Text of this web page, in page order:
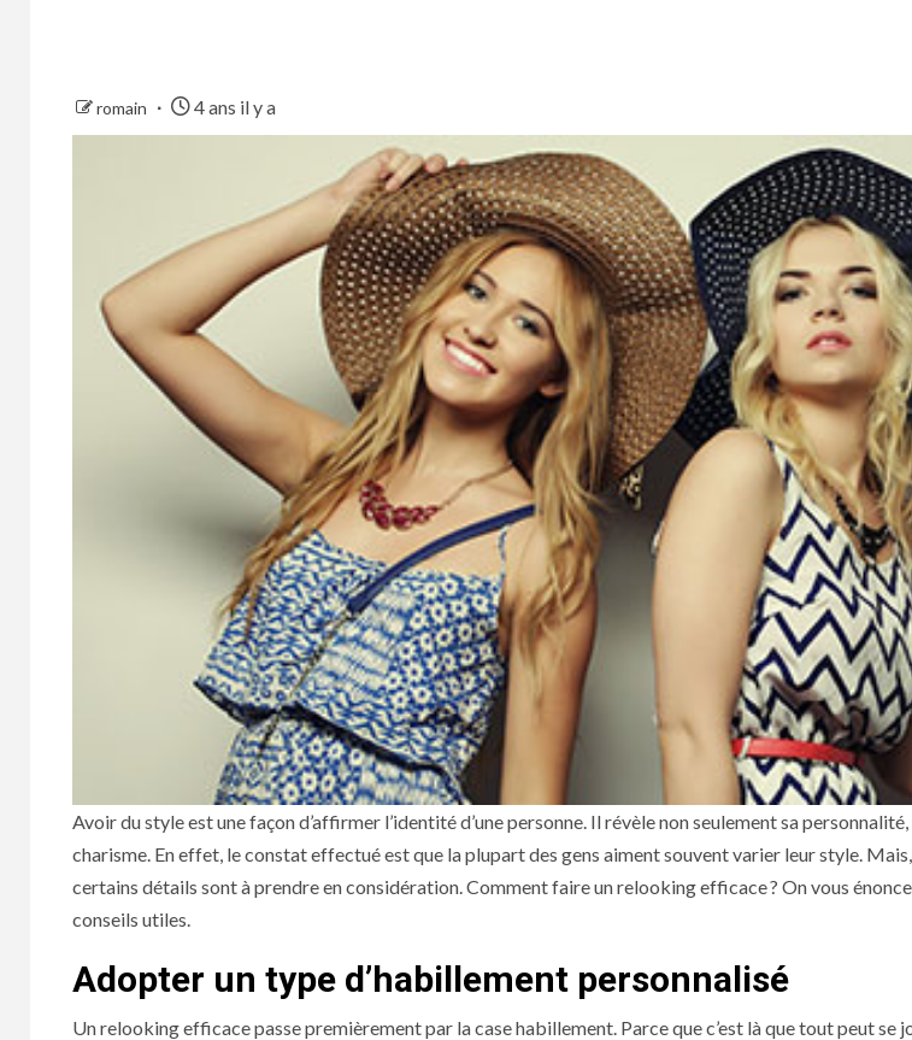
romain 4 ans il y a
Avoir du style est une façon d’affirmer l’identité d’une personne. Il révèle non seulement sa
charisme. En effet, le constat effectué est que la plupart des gens aiment souvent varier leur style.
certains détails sont à prendre en considération. Comment faire un relooking efficace ? On vous
conseils utiles.
Adopter un type d’habillement personnalisé
Un relooking efficace passe premièrement par la case habillement. Parce que c’est là que tout peut se